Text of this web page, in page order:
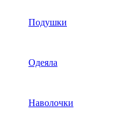
Подушки
Одеяла
Наволочки